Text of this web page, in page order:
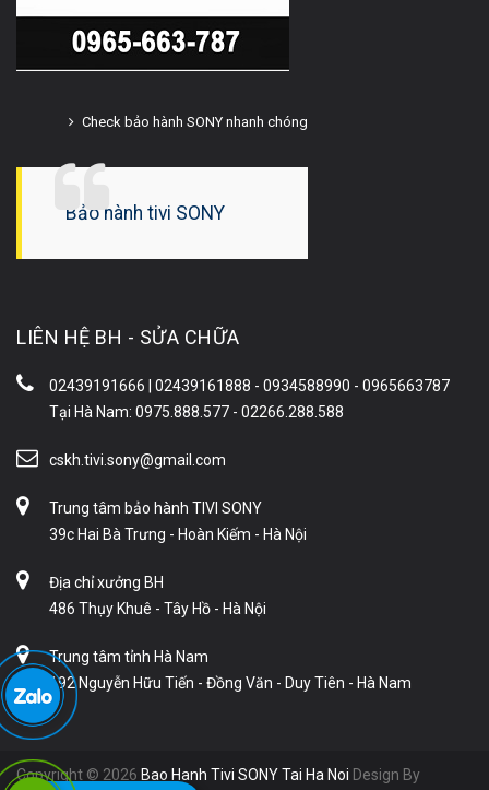
Check bảo hành SONY nhanh chóng
Bảo hành tivi SONY
LIÊN HỆ BH - SỬA CHỮA
02439191666 | 02439161888 - 0934588990 - 0965663787
Tại Hà Nam: 0975.888.577 - 02266.288.588
cskh.tivi.sony@gmail.com
Trung tâm bảo hành TIVI SONY
39c Hai Bà Trưng - Hoàn Kiếm - Hà Nội
Địa chỉ xưởng BH
486 Thụy Khuê - Tây Hồ - Hà Nội
Trung tâm tỉnh Hà Nam
192 Nguyễn Hữu Tiến - Đồng Văn - Duy Tiên - Hà Nam
Copyright © 2026 Bao Hanh Tivi SONY Tai Ha Noi Design By